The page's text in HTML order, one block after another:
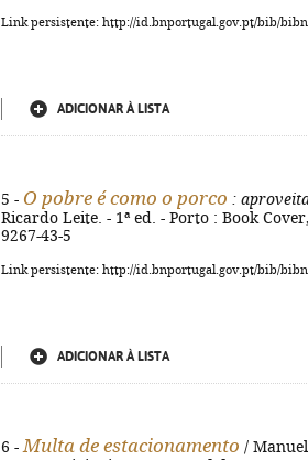
Link persistente: http://id.bnportugal.gov.pt/bib/
ADICIONAR À LISTA
5 - O pobre é como o porco :
Ricardo Leite. - 1ª ed. - Porto : Book
9267-43-5
Link persistente: http://id.bnportugal.gov.pt/bib/
ADICIONAR À LISTA
6 - Multa de estacionamento /